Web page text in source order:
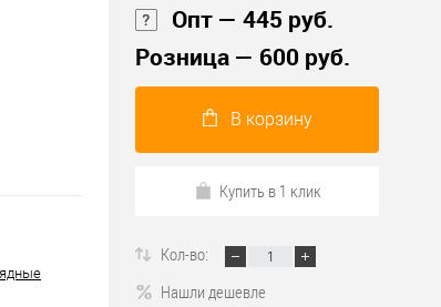
Опт — 445 руб.
Розница — 600 руб.
В корзину
Купить в 1 клик
Кол-во:
Нашли дешевле